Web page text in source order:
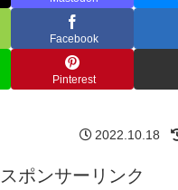
Facebook
Pinterest
2022.10.18
スポンサーリンク